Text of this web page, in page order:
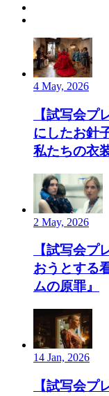
4 May, 2026
【試写会プ
にしたお針
私たちの衣
2 May, 2026
【試写会プ
おうとする
ムの原罪』
14 Jan, 2026
【試写会プ